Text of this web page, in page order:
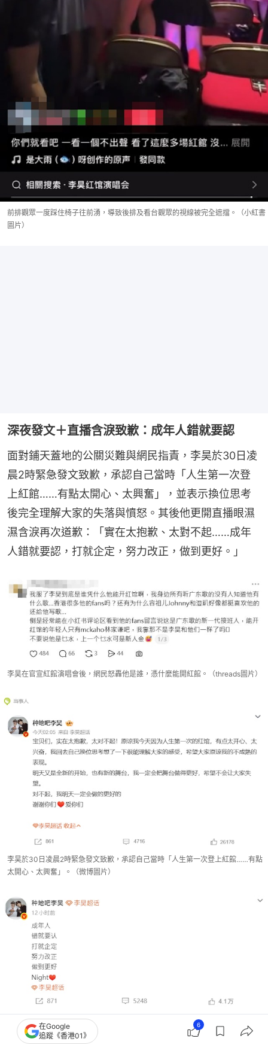
前排觀眾一度踩住椅子往前湧，導致後排及看台觀眾的視線被完全遮擋。（小紅書
圖片）
深夜發文＋直播含淚致歉：成年人錯就要認
面對鋪天蓋地的公關災難與網民指責，李昊於30日凌
晨2時緊急發文致歉，承認自己當時「人生第一次登
上紅館……有點太開心、太興奮」，並表示換位思考
後完全理解大家的失落與憤怒。其後他更開直播眼濕
濕含淚再次道歉：「實在太抱歉、太對不起……成年
人錯就要認，打就企定，努力改正，做到更好。」
李昊在官宣紅館演唱會後，網民怒轟他是誰，憑什麼能開紅館。（threads圖片）
李昊於30日凌晨2時緊急發文致歉，承認自己當時「人生第一次登上紅館……有點
太開心、太興奮」。（微博圖片）
其後李昊更再次道歉：「成年人錯就要認，打就企定，努力改正，做到更好。」
（微博圖片）
在Google
追蹤《香港01》
6